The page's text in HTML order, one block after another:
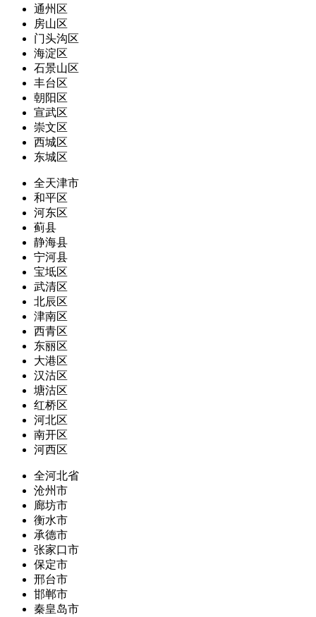
通州区
房山区
门头沟区
海淀区
石景山区
丰台区
朝阳区
宣武区
崇文区
西城区
东城区
全天津市
和平区
河东区
蓟县
静海县
宁河县
宝坻区
武清区
北辰区
津南区
西青区
东丽区
大港区
汉沽区
塘沽区
红桥区
河北区
南开区
河西区
全河北省
沧州市
廊坊市
衡水市
承德市
张家口市
保定市
邢台市
邯郸市
秦皇岛市